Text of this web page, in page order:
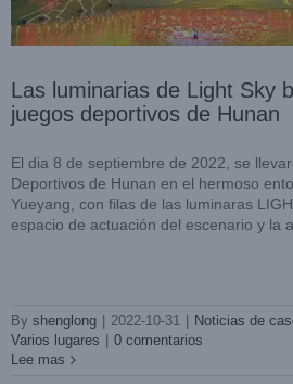
Las luminarias de Light Sky
juegos deportivos de Hunan
El dia 8 de septiembre de 2022, se
Deportivos de Hunan en el hermoso
Yueyang, con filas de las luminaras
espacio de actuación del escenario y la
By shenglong 2022-10-31 Noticias de
Varios lugares
0 comentarios
Lee mas